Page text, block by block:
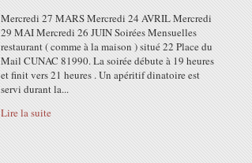
Mercredi 27 MARS Mercredi 24 AVRIL Mercredi
29 MAI Mercredi 26 JUIN Soirées Mensuelles
restaurant ( comme à la maison ) situé 22 Place du
Mail CUNAC 81990. La soirée débute à 19 heures
et finit vers 21 heures . Un apéritif dinatoire est
servi durant la...
Lire la suite